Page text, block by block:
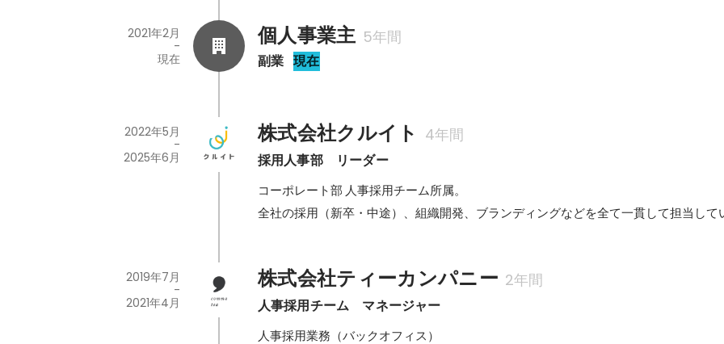
個人事業主 5年間
副業 現在
2021年2月
-
現在
株式会社クルイト 4年間
採用人事部　リーダー
2022年5月
-
2025年6月
コーポレート部 人事採用チーム所属。
全社の採用（新卒・中途）、組織開発、ブランディングなどを全て一貫して担当して
株式会社ティーカンパニー 2年間
人事採用チーム　マネージャー
2019年7月
-
2021年4月
人事採用業務（バックオフィス）